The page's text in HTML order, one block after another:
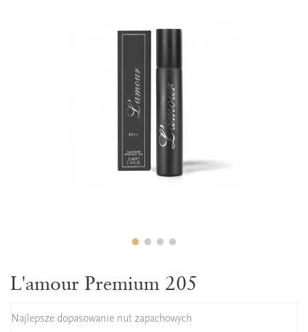
L'amour Premium 205
Najlepsze dopasowanie nut zapachowych